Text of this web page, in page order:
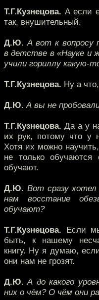
Т.Г.Кузнецова. А если
так, внушительный.
Д.Ю. А вот к вопросу
в детстве в «Науке и
учили гориллу какую-
Т.Г.Кузнецова. Ну а
Д.Ю. А вы не
Т.Г.Кузнецова. Да а у
их рук, потому что у
Хотя их можно
не только
обучают.
Д.Ю. Вот сразу хотел
нам восстание
обучают?
Т.Г.Кузнецова. Если
быть, к нашему
книгу. Ну я думаю,
они нам не грозят.
Д.Ю. А до какого
них о чём? О чём они